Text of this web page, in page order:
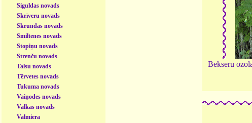
Siguldas novads
Skrīveru novads
Skrundas novads
Smiltenes novads
Stopiņu novads
Strenču novads
Talsu novads
Tērvetes novads
Tukuma novads
Vaiņodes novads
Valkas novads
Valmiera
Bekseru